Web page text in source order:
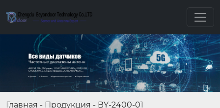
Главная - Продукция - BY-2400-01